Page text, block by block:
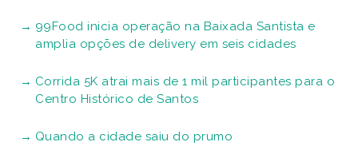
99Food inicia operação na Baixada Santista e
amplia opções de delivery em seis cidades
Corrida 5K atrai mais de 1 mil participantes para o
Centro Histórico de Santos
Quando a cidade saiu do prumo